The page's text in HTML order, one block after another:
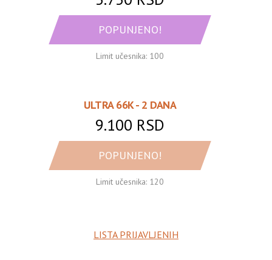
POPUNJENO!
Limit učesnika: 100
ULTRA 66K - 2 DANA
9.100 RSD
POPUNJENO!
Limit učesnika: 120
LISTA PRIJAVLJENIH